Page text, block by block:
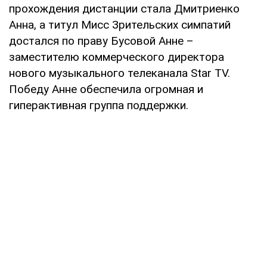
прохождения дистанции стала Дмитриенко
Анна, а титул Мисс Зрительских симпатий
достался по праву Бусовой Анне –
заместителю коммерческого директора
нового музыкального телеканала Star TV.
Победу Анне обеспечила огромная и
гиперактивная группа поддержки.